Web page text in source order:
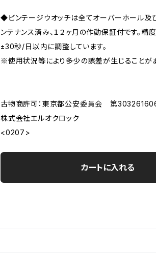
◆ビンテージウオッチは全てオーバーホール及
ンテナンス済み、１２ヶ月の作動保証付です。精
±30秒/日以内に調整しています。
※使用状況等により多少の誤差が生じることがあ
古物商許可：東京都公安委員会 第
株式会社エルオクロック
<0207>
カートに入れる